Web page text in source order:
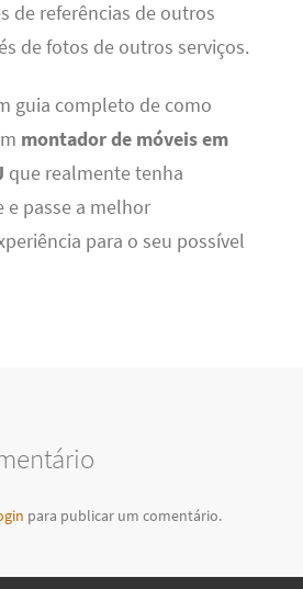
de referências de outros
de fotos de outros serviços.
guia completo de como
montador de móveis em
que realmente tenha
e passe a melhor
para o seu possível
para publicar um comentário.